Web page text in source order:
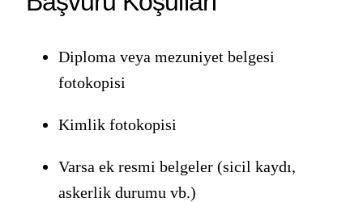
Diploma veya mezuniyet belgesi
fotokopisi
Kimlik fotokopisi
Varsa ek resmi belgeler (sicil kaydı,
askerlik durumu vb.)